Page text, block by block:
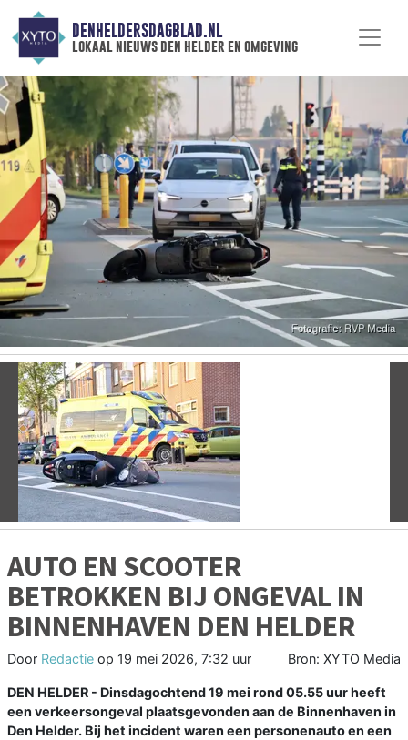
DENHELDERSDAGBLAD.NL
lokaal nieuws den helder en omgeving
Vorige
AUTO EN SCOOTER
BETROKKEN BIJ ONGEVAL IN
BINNENHAVEN DEN HELDER
Door Redactie op 19 mei 2026, 7:32 uur Bron: XYTO Media
DEN HELDER - Dinsdagochtend 19 mei rond 05.55 uur heeft
een verkeersongeval plaatsgevonden aan de Binnenhaven in
Den Helder. Bij het incident waren een personenauto en een